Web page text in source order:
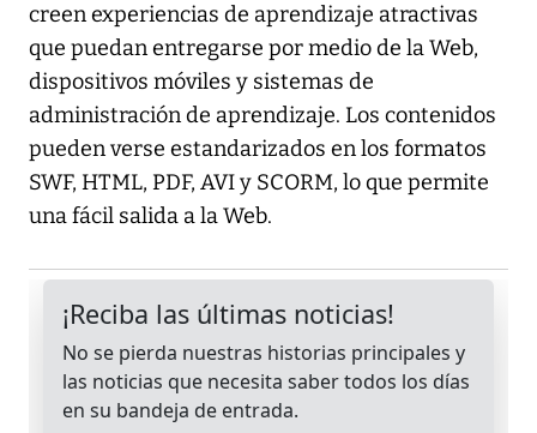
creen experiencias de aprendizaje atractivas
que puedan entregarse por medio de la Web,
dispositivos móviles y sistemas de
administración de aprendizaje. Los contenidos
pueden verse estandarizados en los formatos
SWF, HTML, PDF, AVI y SCORM, lo que permite
una fácil salida a la Web.